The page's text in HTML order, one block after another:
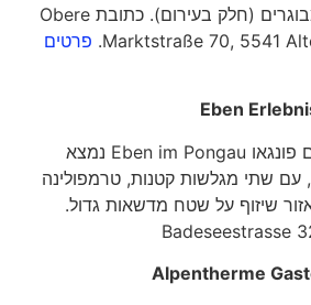
ואזור סאונה, וספא למבוגרים (חלק בעירום). כתובת Obere
Marktstraße 70, 5541 פרטים
Eben
במרכז העיירה איבן אם פונגאו Eben im Pongau נמצא
(7 דונם), עם שתי מגלשות קטנות, טרמפולינה
שיזוף על שטח מדשאות גדול.
Alpentherme